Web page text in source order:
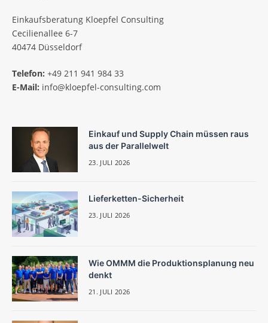
Einkaufsberatung Kloepfel Consulting
Cecilienallee 6-7
40474 Düsseldorf
Telefon: +49 211 941 984 33
E-Mail: info@kloepfel-consulting.com
Einkauf und Supply Chain müssen raus
aus der Parallelwelt
23. JULI 2026
Lieferketten-Sicherheit
23. JULI 2026
Wie OMMM die Produktionsplanung neu
denkt
21. JULI 2026